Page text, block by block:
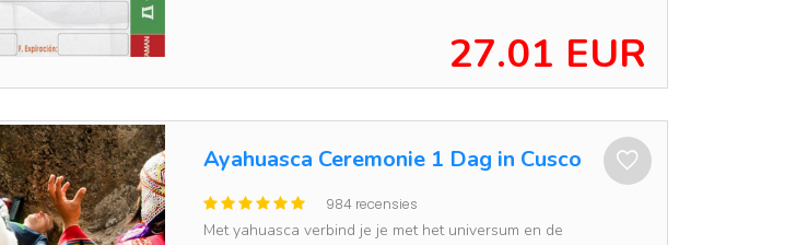
27.01 EUR
Ayahuasca Ceremonie 1 Dag in Cusco
984 recensies
Met yahuasca verbind je je met het universum en de